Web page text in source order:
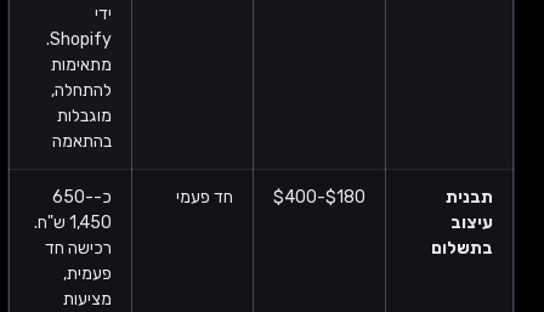
ידי
Shopify.
מתאימות
להתחלה,
מוגבלות
בהתאמה
תבנית
עיצוב
בתשלום
$180-$400 חד פעמי
כ-650-
1,450 ש"ח.
רכישה חד
פעמית,
מציעות